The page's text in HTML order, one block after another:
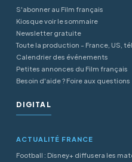
S'abonner au Film français
Kiosque voir le sommaire
Newsletter gratuite
Toute la production - France, US,
Calendrier des événements
Petites annonces du Film français
Besoin d'aide ? Foire aux questions
DIGITAL
ACTUALITÉ FRANCE
Football : Disney+ diffusera les